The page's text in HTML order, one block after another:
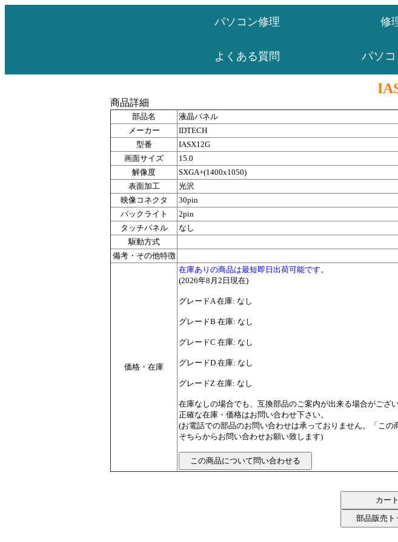
パソコン修理 修
よくある質問 パソ
商品詳細
部品名
液晶パネル
メーカー
IDTECH
型番
IASX12G
画面サイズ
15.0
解像度
SXGA+(1400x1050)
表面加工
光沢
映像コネクタ
30pin
バックライト
2pin
タッチパネル
なし
駆動方式
備考・その他特徴
価格・在庫
在庫ありの商品は最短即日出荷可能です。
(2026年8月2日現在)
グレードA 在庫: なし
グレードB 在庫: なし
グレードC 在庫: なし
グレードD 在庫: なし
グレードZ 在庫: なし
在庫なしの場合でも、互換部品のご案内が出来る場合がござい
正確な在庫・価格はお問い合わせ下さい。
(お電話での部品のお問い合わせは承っておりません。「こ
そちらからお問い合わせお願い致します)